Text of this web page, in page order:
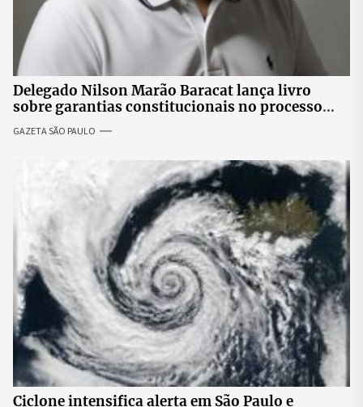
Delegado Nilson Marão Baracat lança livro
sobre garantias constitucionais no processo
penal brasileiro
GAZETA SÃO PAULO
Ciclone intensifica alerta em São Paulo e